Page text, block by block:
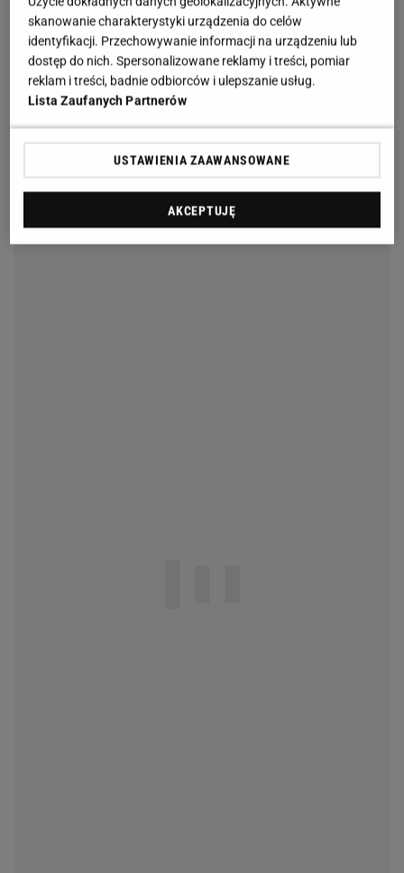
skanowanie charakterystyki urządzenia do celów
identyfikacji. Przechowywanie informacji na urządzeniu lub
dostęp do nich. Spersonalizowane reklamy i treści, pomiar
reklam i treści, badnie odbiorców i ulepszanie usług.
Lista Zaufanych Partnerów
USTAWIENIA ZAAWANSOWANE
AKCEPTUJĘ